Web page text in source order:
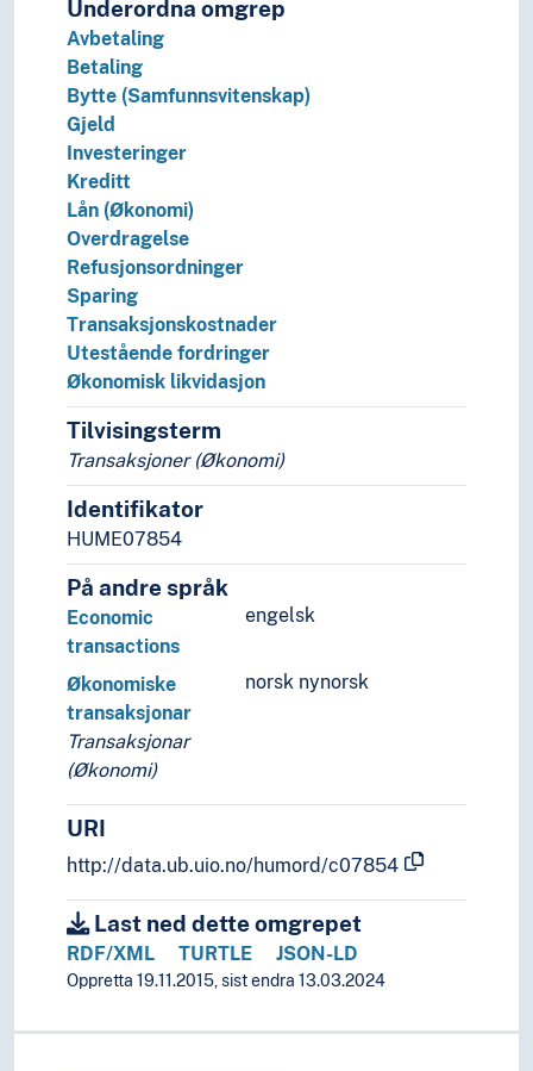
Underordna omgrep
Avbetaling
Betaling
Bytte (Samfunnsvitenskap)
Gjeld
Investeringer
Kreditt
Lån (Økonomi)
Overdragelse
Refusjonsordninger
Sparing
Transaksjonskostnader
Utestående fordringer
Økonomisk likvidasjon
Tilvisingsterm
Transaksjoner (Økonomi)
Identifikator
HUME07854
På andre språk
engelsk
Economic
transactions
norsk nynorsk
Økonomiske
transaksjonar
Transaksjonar
(Økonomi)
URI
http://data.ub.uio.no/humord/c07854
Last ned dette omgrepet
RDF/XML TURTLE JSON-LD
Oppretta 19.11.2015, sist endra 13.03.2024